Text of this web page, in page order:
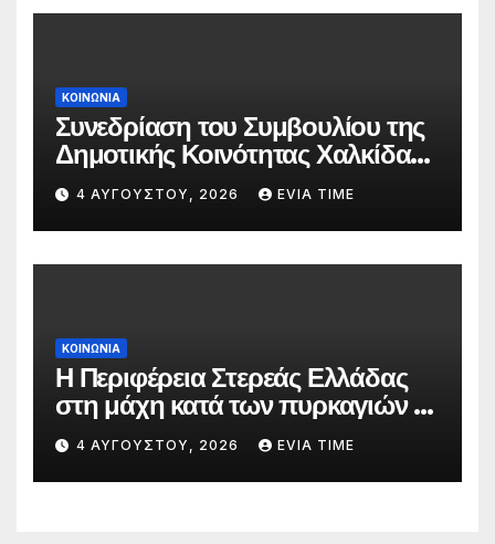
ΚΟΙΝΩΝΙΑ
Συνεδρίαση του Συμβουλίου της
Δημοτικής Κοινότητας Χαλκίδας
την 5 Αυγούστου
4 ΑΥΓΟΎΣΤΟΥ, 2026 EVIA TIME
ΚΟΙΝΩΝΙΑ
Η Περιφέρεια Στερεάς Ελλάδας
στη μάχη κατά των πυρκαγιών –
Δράσεις και στήριξη σε πέντε
περιφερειακές ενότητες
4 ΑΥΓΟΎΣΤΟΥ, 2026 EVIA TIME